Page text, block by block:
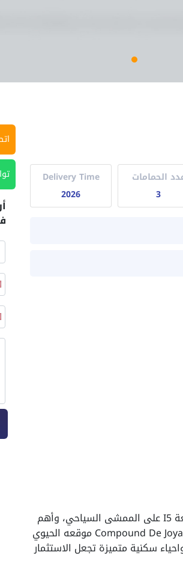
الحمامات
3
Delivery Time
2026
يقع كمبوند دي جويا 2 العاصمة الادارية dejoya 2 بمنطقة R8 القطعة I5 على الممشى السياحي، وأهم
ما يميز مشروع دي جويا 2 العاصمة الادارية الجديدة Compound De Joya 2 New Capital موقعه الحيوي
سكنية متميزة تجعل الاستثمار